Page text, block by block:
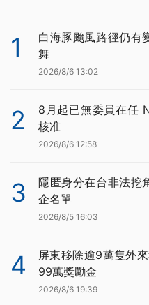
1
白海豚颱風路徑仍有
舞
2026/8/6 13:02
2
8月起已無委員在任
核准
2026/8/6 12:58
3
隱匿身分在台非法挖
企名單
2026/8/5 16:03
4
屏東移除逾9萬隻外
99萬獎勵金
2026/8/6 19:39